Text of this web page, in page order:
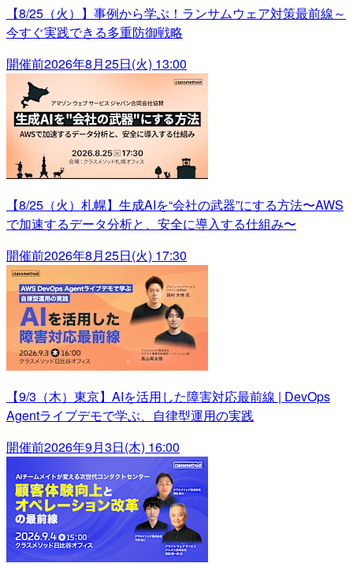
【8/25（火）】事例から学ぶ！ランサムウェア対策最前線～
今すぐ実践できる多重防御戦略
開催前2026年8月25日(火) 13:00
【8/25（火）札幌】生成AIを“会社の武器”にする方法〜AWS
で加速するデータ分析と、安全に導入する仕組み〜
開催前2026年8月25日(火) 17:30
【9/3（木）東京】AIを活用した障害対応最前線 | DevOps
Agentライブデモで学ぶ、自律型運用の実践
開催前2026年9月3日(木) 16:00